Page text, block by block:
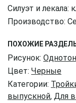
Силуэт и лекала:
Производство:
ПОХОЖИЕ
Рисунок:
Цвет: Черные
Категории:
выпускной, Для